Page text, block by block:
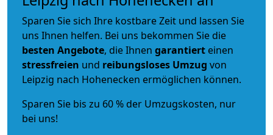
Sparen Sie sich Ihre kostbare Zeit und lassen Sie
uns Ihnen helfen. Bei uns bekommen Sie die
besten Angebote, die Ihnen garantiert einen
stressfreien und reibungsloses Umzug von
Leipzig nach Hohenecken ermöglichen können.
Sparen Sie bis zu 60 % der Umzugskosten, nur
bei uns!